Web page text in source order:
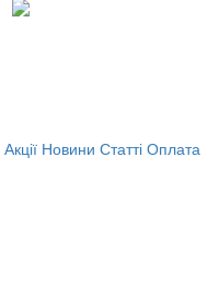
Акції Новини Статті Оплата